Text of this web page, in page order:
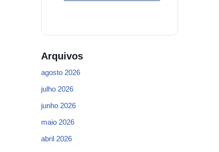
Arquivos
agosto 2026
julho 2026
junho 2026
maio 2026
abril 2026